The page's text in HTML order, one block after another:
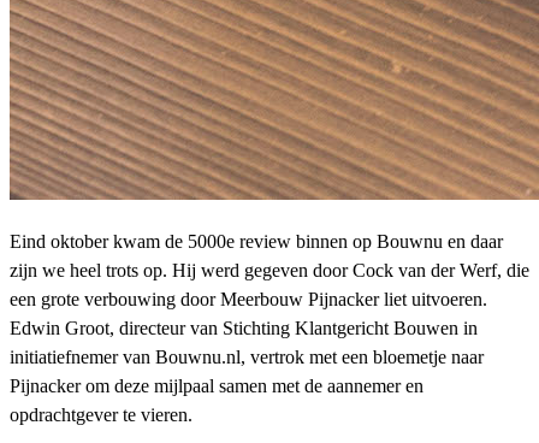
Eind oktober kwam de 5000e review binnen op Bouwnu en daar
zijn we heel trots op. Hij werd gegeven door Cock van der Werf, die
een grote verbouwing door Meerbouw Pijnacker liet uitvoeren.
Edwin Groot, directeur van Stichting Klantgericht Bouwen in
initiatiefnemer van Bouwnu.nl, vertrok met een bloemetje naar
Pijnacker om deze mijlpaal samen met de aannemer en
opdrachtgever te vieren.